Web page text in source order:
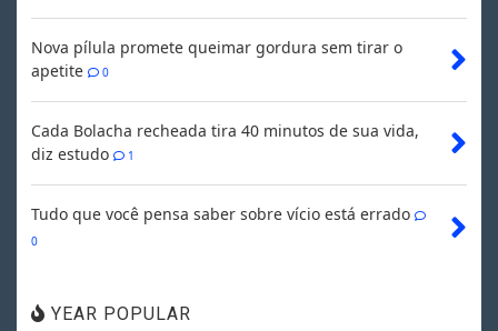
Nova pílula promete queimar gordura sem tirar o
apetite
0
Cada Bolacha recheada tira 40 minutos de sua vida,
diz estudo
1
Tudo que você pensa saber sobre vício está errado
0
YEAR POPULAR